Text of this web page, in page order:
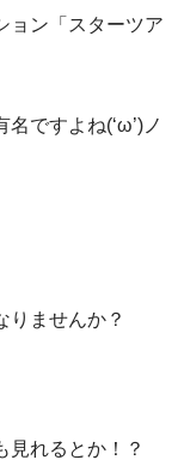
ョン「スターツア
ですよね(‘ω’)ノ
りませんか？
見れるとか！？